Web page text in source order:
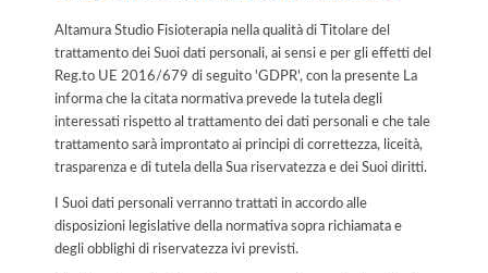
Altamura Studio Fisioterapia nella qualità di Titolare del
trattamento dei Suoi dati personali, ai sensi e per gli effetti del
Reg.to UE 2016/679 di seguito 'GDPR', con la presente La
informa che la citata normativa prevede la tutela degli
interessati rispetto al trattamento dei dati personali e che tale
trattamento sarà improntato ai principi di correttezza, liceità,
trasparenza e di tutela della Sua riservatezza e dei Suoi diritti.
I Suoi dati personali verranno trattati in accordo alle
disposizioni legislative della normativa sopra richiamata e
degli obblighi di riservatezza ivi previsti.